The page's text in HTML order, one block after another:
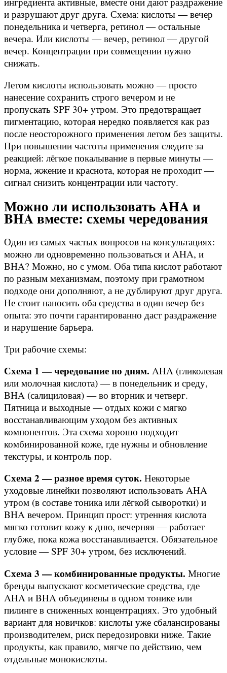
и разрушают друг друга. Схема: кислоты — вечер
понедельника и четверга, ретинол — остальные
вечера. Или кислоты — вечер, ретинол — другой
вечер. Концентрации при совмещении нужно
снижать.
Летом кислоты использовать можно — просто
нанесение сохранить строго вечером и не
пропускать SPF 30+ утром. Это предотвращает
пигментацию, которая нередко появляется как раз
после неосторожного применения летом без защиты.
При повышении частоты применения следите за
реакцией: лёгкое покалывание в первые минуты —
норма, жжение и краснота, которая не проходит —
сигнал снизить концентрации или частоту.
Можно ли использовать AHA и
BHA вместе: схемы чередования
Один из самых частых вопросов на консультациях:
можно ли одновременно пользоваться и AHA, и
BHA? Можно, но с умом. Оба типа кислот работают
по разным механизмам, поэтому при грамотном
подходе они дополняют, а не дублируют друг друга.
Не стоит наносить оба средства в один вечер без
опыта: это почти гарантированно даст раздражение
и нарушение барьера.
Три рабочие схемы:
Схема 1 — чередование по дням. AHA (гликолевая
или молочная кислота) — в понедельник и среду,
BHA (салициловая) — во вторник и четверг.
Пятница и выходные — отдых кожи с мягко
восстанавливающим уходом без активных
компонентов. Эта схема хорошо подходит
комбинированной коже, где нужны и обновление
текстуры, и контроль пор.
Схема 2 — разное время суток. Некоторые
уходовые линейки позволяют использовать AHA
утром (в составе тоника или лёгкой сыворотки) и
BHA вечером. Принцип прост: утренняя кислота
мягко готовит кожу к дню, вечерняя — работает
глубже, пока кожа восстанавливается. Обязательное
условие — SPF 30+ утром, без исключений.
Схема 3 — комбинированные продукты. Многие
бренды выпускают косметические средства, где
AHA и BHA объединены в одном тонике или
пилинге в сниженных концентрациях. Это удобный
вариант для новичков: кислоты уже сбалансированы
производителем, риск передозировки ниже. Такие
продукты, как правило, мягче по действию, чем
отдельные монокислоты.